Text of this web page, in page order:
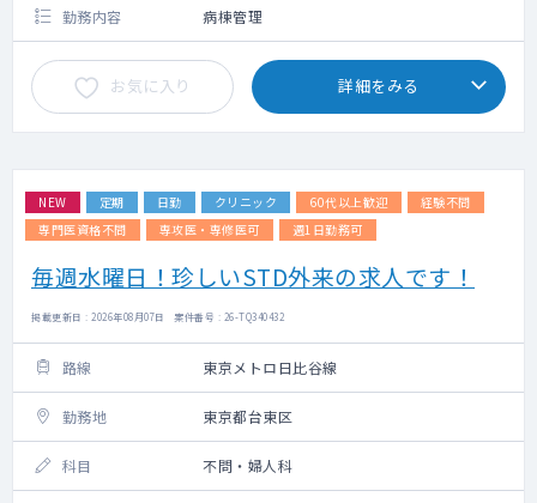
勤務内容 病棟管理
お気に入り 詳細をみる
NEW 定期 日勤 クリニック 60代以上歓迎
経験不問
専門医資格不問
専攻医・専修医可 週1日勤務可
毎週水曜日！珍しいSTD外来の求人です！
掲載更新日 : 2026年08月07日 案件番号 : 26-TQ340432
路線 東京メトロ日比谷線
勤務地 東京都台東区
科目 不問・婦人科